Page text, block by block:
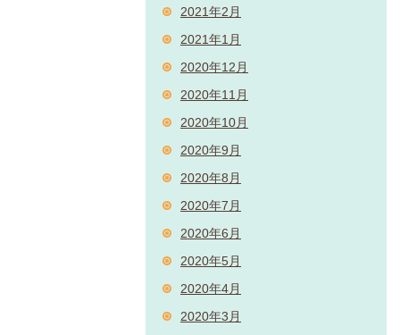
2021年2月
2021年1月
2020年12月
2020年11月
2020年10月
2020年9月
2020年8月
2020年7月
2020年6月
2020年5月
2020年4月
2020年3月